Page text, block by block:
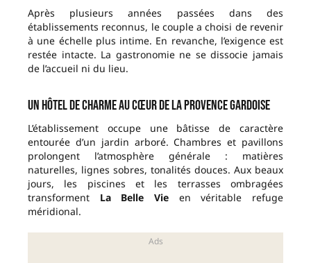
Après plusieurs années passées dans des
établissements reconnus, le couple a choisi de revenir
à une échelle plus intime. En revanche, l’exigence est
restée intacte. La gastronomie ne se dissocie jamais
de l’accueil ni du lieu.
Un hôtel de charme au cœur de la Provence gardoise
L’établissement occupe une bâtisse de caractère
entourée d’un jardin arboré. Chambres et pavillons
prolongent l’atmosphère générale : matières
naturelles, lignes sobres, tonalités douces. Aux beaux
jours, les piscines et les terrasses ombragées
transforment La Belle Vie en véritable refuge
méridional.